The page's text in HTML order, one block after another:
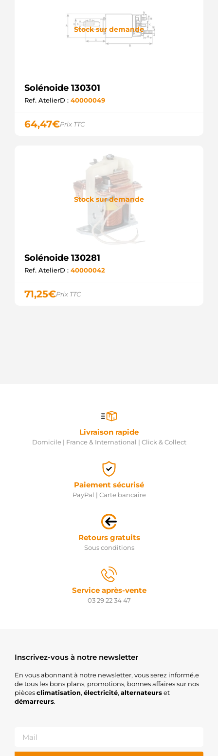
Stock sur demande
Solénoide 130301
Ref. AtelierD : 40000049
64,47€Prix TTC
Stock sur demande
Solénoide 130281
Ref. AtelierD : 40000042
71,25€Prix TTC
Livraison rapide
Domicile | France & International | Click & Collect
Paiement sécurisé
PayPal | Carte bancaire
Retours gratuits
Sous conditions
Service après-vente
03 29 22 34 47
Inscrivez-vous à notre newsletter
En vous abonnant à notre newsletter, vous serez informé.e
de tous les bons plans, promotions, bonnes affaires sur nos
piècesclimatisation, électricité, alternateurset
démarreurs.